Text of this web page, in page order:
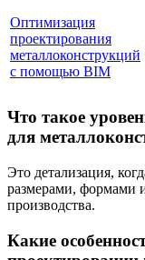
Оптимизация
проектирования
металлоконструкций
с помощью BIM
Что такое
для
Это детализация,
размерами, формами
производства.
Какие